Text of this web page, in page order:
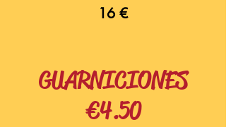
16 €
GUARNICIONES
€4.50